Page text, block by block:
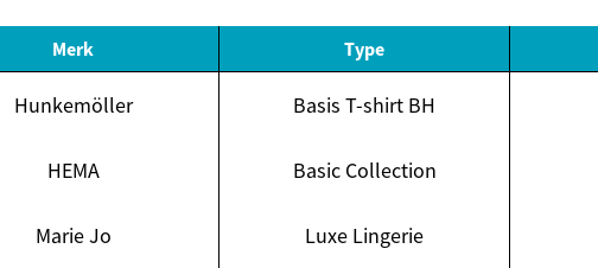
Merk Type
Hunkemöller Basis T-shirt BH
HEMA Basic Collection
Marie Jo Luxe Lingerie